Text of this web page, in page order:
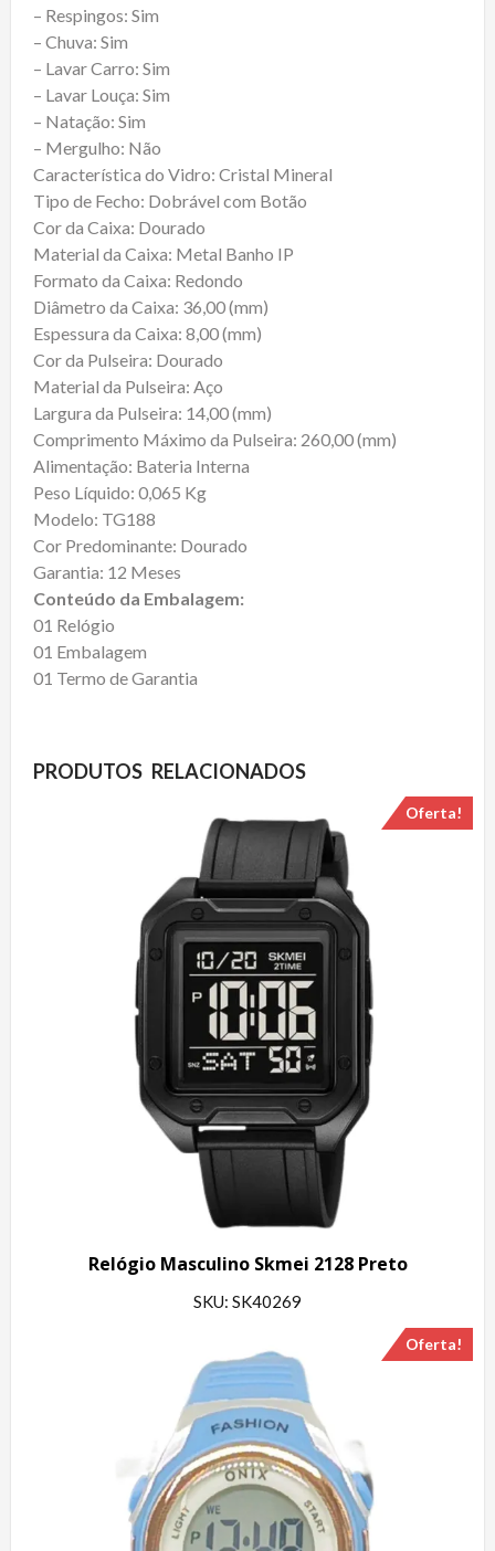
– Respingos: Sim
– Chuva: Sim
– Lavar Carro: Sim
– Lavar Louça: Sim
– Natação: Sim
– Mergulho: Não
Característica do Vidro: Cristal Mineral
Tipo de Fecho: Dobrável com Botão
Cor da Caixa: Dourado
Material da Caixa: Metal Banho IP
Formato da Caixa: Redondo
Diâmetro da Caixa: 36,00 (mm)
Espessura da Caixa: 8,00 (mm)
Cor da Pulseira: Dourado
Material da Pulseira: Aço
Largura da Pulseira: 14,00 (mm)
Comprimento Máximo da Pulseira: 260,00 (mm)
Alimentação: Bateria Interna
Peso Líquido: 0,065 Kg
Modelo: TG188
Cor Predominante: Dourado
Garantia: 12 Meses
Conteúdo da Embalagem:
01 Relógio
01 Embalagem
01 Termo de Garantia
PRODUTOS RELACIONADOS
Oferta!
Relógio Masculino Skmei 2128 Preto
SKU: SK40269
Oferta!